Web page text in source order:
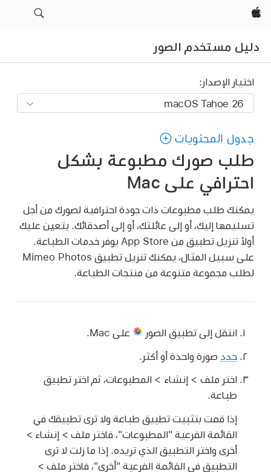
Apple‏
دليل مستخدم الصور
اختيار الإصدار:
جدول المحتويات
طلب صورك مطبوعة بشكل
احترافي على Mac
يمكنك طلب مطبوعات ذات جودة احترافية لصورك من أجل
تسليمها إليك، أو إلى عائلتك، أو إلى أصدقائك. يتعين عليك
أولاً تنزيل تطبيق من App Store يوفر خدمات الطباعة.
على سبيل المثال، يمكنك تنزيل تطبيق Mimeo Photos
لطلب مجموعة متنوعة من منتجات الطباعة.
انتقل إلى تطبيق الصور على Mac.
حدد صورة واحدة أو أكثر.
اختر ملف > إنشاء > المطبوعات، ثم اختر تطبيق
طباعة.
إذا قمت بتثبيت تطبيق طباعة ولا ترى تطبيقك في
القائمة الفرعية "المطبوعات"، فاختر ملف > إنشاء >
أخرى واختر التطبيق الذي تريده. إذا ما زلت لا ترى
التطبيق في القائمة الفرعية "أخرى"، فاختر ملف >